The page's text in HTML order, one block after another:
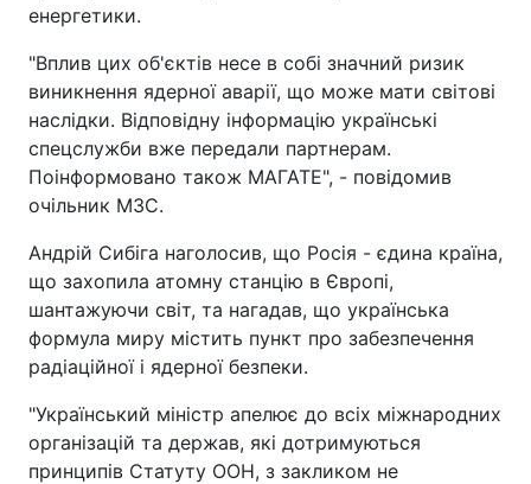
енергетики.
"Вплив цих об'єктів несе в собі значний ризик
виникнення ядерної аварії, що може мати світові
наслідки. Відповідну інформацію українські
спецслужби вже передали партнерам.
Поінформовано також МАГАТЕ", - повідомив
очільник МЗС.
Андрій Сибіга наголосив, що Росія - єдина країна,
що захопила атомну станцію в Європі,
шантажуючи світ, та нагадав, що українська
формула миру містить пункт про забезпечення
радіаційної і ядерної безпеки.
"Український міністр апелює до всіх міжнародних
організацій та держав, які дотримуються
принципів Статуту ООН, з закликом не